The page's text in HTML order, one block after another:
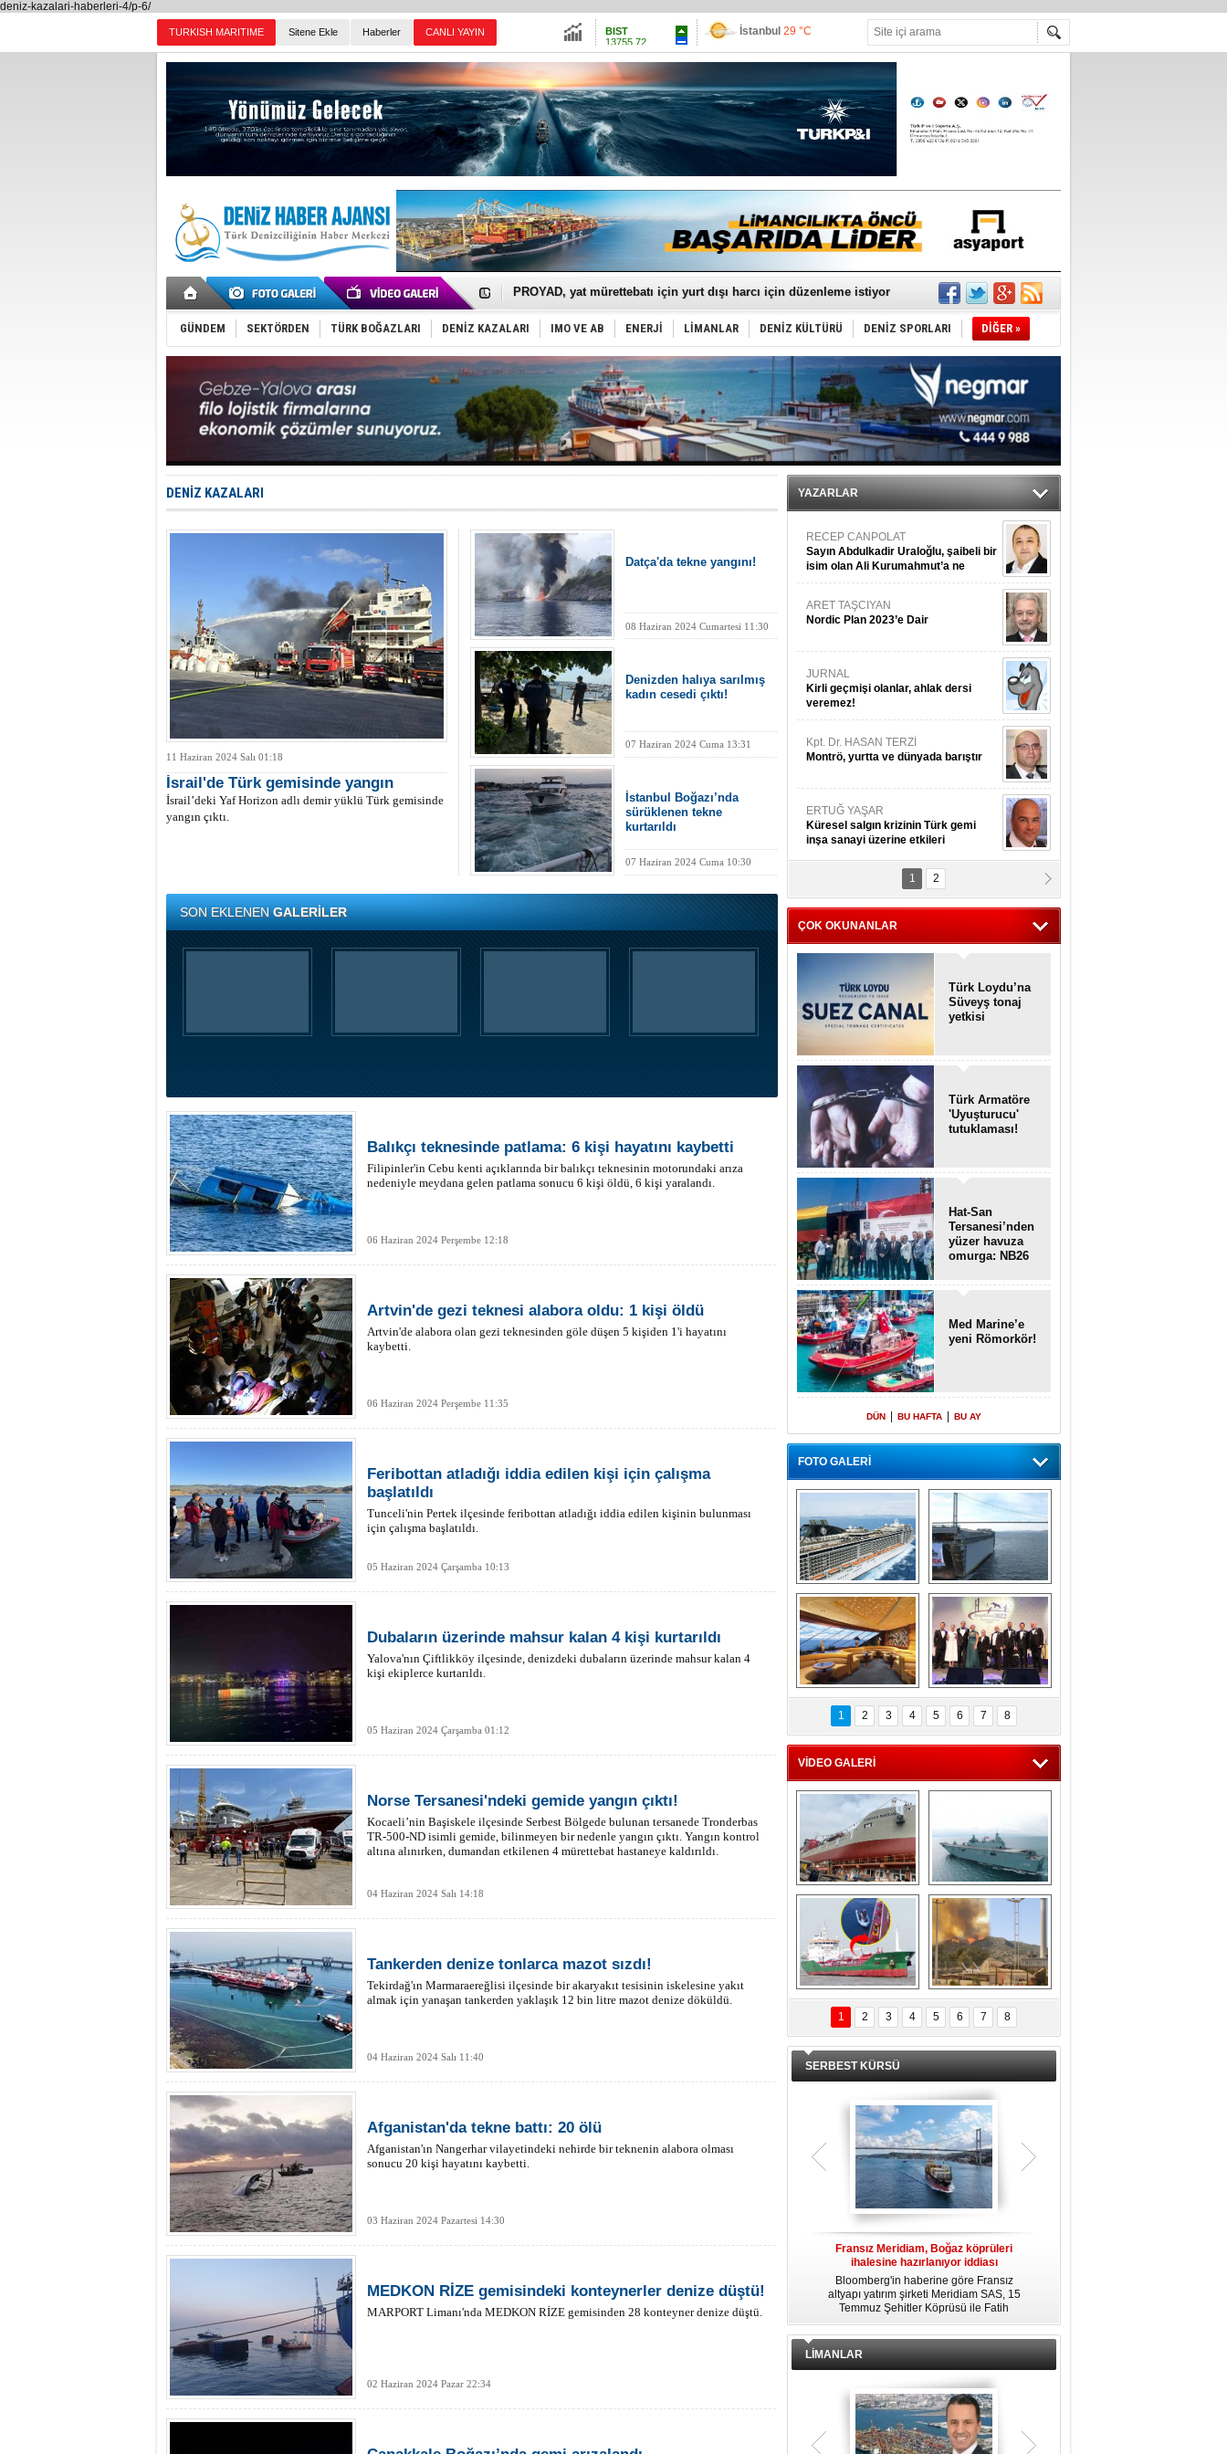
deniz-kazalari-haberleri-4/p-6/
TURKISH MARITIME Sitene Ekle Haberler CANLI YAYIN
13755.72
Altın
Euro55.0183
Ankara34 °C
Antalya31 °C
Muğla 36 °C
Çanakkale 35 °C
LNG taşımacılığında maliyetler katlandı
Türkiye-Irak enerji hattında yeni dönem başlıyor
Türk Armatöre 'Uyuşturucu' tutuklaması!
Deniz turizminde yeni ‘Ceza Rejimi’!
DÖDER, 28. Dönem Yönetim Kurulu Başkanını seçti!
Fairline, Türkiye’de ‘SoleMarin’i seçti
Baltık Denizi'nde tarih yazıldı!
Runit kubbesi okyanusun derinliklerinde halkı tehdit ediyor
Limana dadandılar, 10 tekneyi soydular!
Türk Loydu’na Süveyş tonaj yetkisi
Hüseyin Mengi: “Yapay Zekâ, Ustanın yerini alamaz”
Hat-San Tersanesi’nden yüzer havuza omurga: NB26
Med Marine’e yeni Römorkör!
GÜNDEM SEKTÖRDEN TÜRK BOĞAZLARI DENİZ KAZALARI IMO VE AB ENERJİ LİMANLAR DENİZ KÜLTÜRÜ DENİZ SPORLARI DİĞER »
DENİZ KAZALARI
11 Haziran 2024 Salı 01:18
İsrail'de Türk gemisinde yangın
İsrail’deki Yaf Horizon adlı demir yüklü Türk gemisinde
yangın çıktı.
Datça'da tekne yangını!
08 Haziran 2024 Cumartesi 11:30
Denizden halıya sarılmış
kadın cesedi çıktı!
07 Haziran 2024 Cuma 13:31
İstanbul Boğazı’nda
sürüklenen tekne
kurtarıldı
07 Haziran 2024 Cuma 10:30
SON EKLENENGALERİLER
Balıkçı teknesinde patlama: 6 kişi hayatını kaybetti
Filipinler'in Cebu kenti açıklarında bir balıkçı teknesinin motorundaki arıza
nedeniyle meydana gelen patlama sonucu 6 kişi öldü, 6 kişi yaralandı.
06 Haziran 2024 Perşembe 12:18
Artvin'de gezi teknesi alabora oldu: 1 kişi öldü
Artvin'de alabora olan gezi teknesinden göle düşen 5 kişiden 1'i hayatını
kaybetti.
06 Haziran 2024 Perşembe 11:35
Feribottan atladığı iddia edilen kişi için çalışma
başlatıldı
Tunceli'nin Pertek ilçesinde feribottan atladığı iddia edilen kişinin bulunması
için çalışma başlatıldı.
05 Haziran 2024 Çarşamba 10:13
Dubaların üzerinde mahsur kalan 4 kişi kurtarıldı
Yalova'nın Çiftlikköy ilçesinde, denizdeki dubaların üzerinde mahsur kalan 4
kişi ekiplerce kurtarıldı.
05 Haziran 2024 Çarşamba 01:12
Norse Tersanesi'ndeki gemide yangın çıktı!
Kocaeli’nin Başiskele ilçesinde Serbest Bölgede bulunan tersanede Tronderbas
TR-500-ND isimli gemide, bilinmeyen bir nedenle yangın çıktı. Yangın kontrol
altına alınırken, dumandan etkilenen 4 mürettebat hastaneye kaldırıldı.
04 Haziran 2024 Salı 14:18
Tankerden denize tonlarca mazot sızdı!
Tekirdağ'ın Marmaraereğlisi ilçesinde bir akaryakıt tesisinin iskelesine yakıt
almak için yanaşan tankerden yaklaşık 12 bin litre mazot denize döküldü.
04 Haziran 2024 Salı 11:40
Afganistan'da tekne battı: 20 ölü
Afganistan'ın Nangerhar vilayetindeki nehirde bir teknenin alabora olması
sonucu 20 kişi hayatını kaybetti.
03 Haziran 2024 Pazartesi 14:30
MEDKON RİZE gemisindeki konteynerler denize düştü!
MARPORT Limanı'nda MEDKON RİZE gemisinden 28 konteyner denize düştü.
02 Haziran 2024 Pazar 22:34
YAZARLAR
RECEP CANPOLAT
Sayın Abdulkadir Uraloğlu, şaibeli bir
isim olan Ali Kurumahmut’a ne
danışıyorsunuz?
ARET TAŞCIYAN
Nordic Plan 2023’e Dair
JURNAL
Kirli geçmişi olanlar, ahlak dersi
veremez!
Kpt. Dr. HASAN TERZİ
Montrö, yurtta ve dünyada barıştır
ERTUĞ YAŞAR
Küresel salgın krizinin Türk gemi
inşa sanayi üzerine etkileri
Kpt. MESUT AZMİ GÖKSOY
ithafen...
1 2
ÇOK OKUNANLAR
Türk Loydu’na
Süveyş tonaj
yetkisi
Türk Armatöre
'Uyuşturucu'
tutuklaması!
Hat-San
Tersanesi’nden
yüzer havuza
omurga: NB26
Med Marine’e
yeni Römorkör!
DÜN BU HAFTA BU AY
FOTO GALERİ
“Gemi içinde gemi”
konsepti ile MSC
Splendida
Dünyada tek!
Denizaltı yüzer
havuzu intikal
seyrine başladı
MSC'den 55 milyon
euroluk turizm geliri
müjdesi
5. Bosphorus Ship
Brokers Dinner,
İstanbul’da yapıldı
1 2 3 4 5 6 7 8
VİDEO GALERİ
Çeksan Tersanesi,
Başaran Bayrak
tankerini suya
indirdi
TCG Anadolu,
tersane teknik
seyrini tamamladı
Göçmenlerin
imdadına Türk
sahipli MINA DENIZ
yetişti
Milas’taki yangın
yeniden termik
santrallere doğru
ilerliyor
1 2 3 4 5 6 7 8
SERBEST KÜRSÜ
Fransız Meridiam, Boğaz köprüleri
ihalesine hazırlanıyor iddiası
Bloomberg'in haberine göre Fransız
altyapı yatırım şirketi Meridiam SAS, 15
Temmuz Şehitler Köprüsü ile Fatih
Sultan Mehmet Köprüsü'nün
özelleştirilmesine yönelik ihaleyle
zamanda kendi yat limanı, helikopter
pisti ve seçkin villaları da içeren koca
LİMANLAR